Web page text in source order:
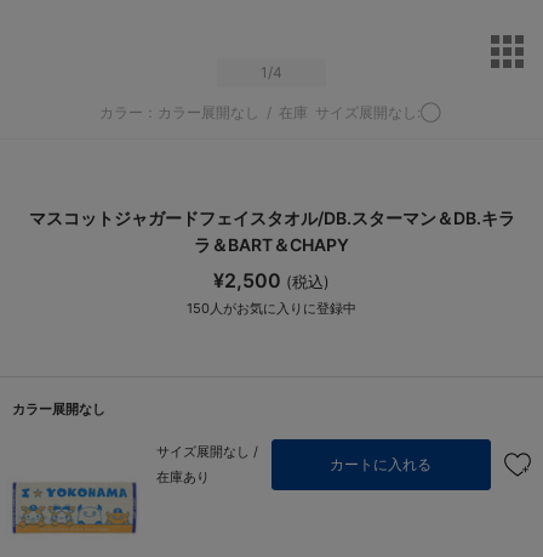
1 /4
カラー：カラー展開なし / 在庫 サイズ展開なし:◯
マスコットジャガードフェイスタオル/DB.スターマン＆DB.キラ
ラ＆BART＆CHAPY
¥2,500 (税込)
150 人がお気に入りに登録中
カラー展開なし
サイズ展開なし /
在庫あり
カートに入れる